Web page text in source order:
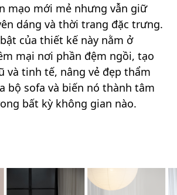
mạo mới mẻ nhưng vẫn giữ
dáng và thời trang đặc trưng.
của thiết kế này nằm ở
mại nơi phần đệm ngồi, tạo
và tinh tế, nâng vẻ đẹp thẩm
bộ sofa và biến nó thành tâm
bất kỳ không gian nào.